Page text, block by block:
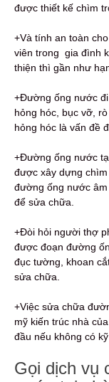
được thiết kế chìm
+Và tính an toàn
viên trong gia đình
thiện thì gần như
+Đường ống nước
hỏng hóc, bục vỡ,
hỏng hóc là vấn đề
+Đường ống nước
được xây dựng
đường ống nước
để sửa chữa.
+Đòi hỏi người thợ
được đoạn đường
đục tường, khoan
sửa chữa.
+Việc sửa chữa
mỹ kiến trúc nhà
đầu nếu không có
Gọi dịch vụ